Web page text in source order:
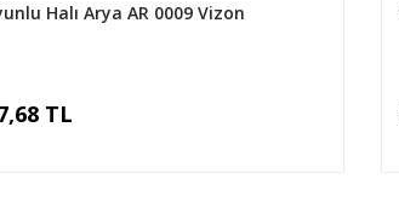
Halı Arya AR 0009 Vizon
TL